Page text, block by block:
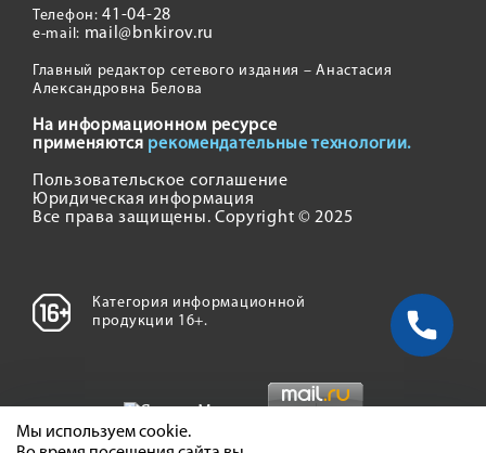
Телефон:41-04-28
e-mail: mail@bnkirov.ru
Главный редактор сетевого издания – Анастасия
Александровна Белова
На информационном ресурсе
применяются рекомендательные технологии.
Пользовательское соглашение
Юридическая информация
Все права защищены. Copyright © 2025
Категория информационной
продукции 16+.
Мы используем cookie.